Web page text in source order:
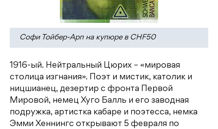
Софи Тойбер-Арп на купюре в CHF50
1916-ый. Нейтральный Цюрих – «мировая
столица изгнания». Поэт и мистик, католик и
ницшианец, дезертир с фронта Первой
Мировой, немец Хуго Балль и его заводная
подружка, артистка кабаре и поэтесса, немка
Эмми Хеннингс открывают 5 февраля по